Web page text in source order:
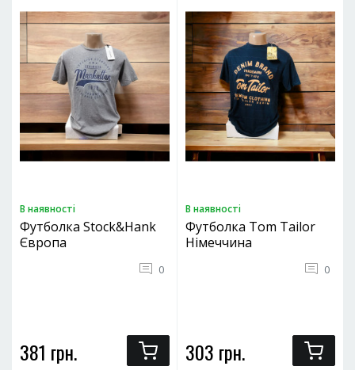
В наявностi
Футболка Stock&Hank
Європа
0
381 грн.
В наявностi
Футболка Tom Tailor
Німеччина
0
303 грн.